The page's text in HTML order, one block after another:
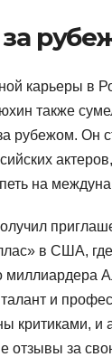
за
карьеры в
также
рубежом. Он
на
в США,
миллиардера
и
критиками, и
отзывы за